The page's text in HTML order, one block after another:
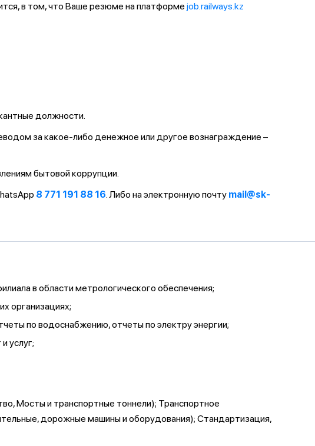
в том, что Ваше резюме на платформе job.railways.kz
должности.
за какое-либо денежное или другое вознаграждение –
бытовой коррупции.
8 771 191 88 16. Либо на электронную почту mail@sk-
в области метрологического обеспечения;
организациях;
по водоснабжению, отчеты по электру энергии;
услуг;
Мосты и транспортные тоннели); Транспортное
дорожные машины и оборудования); Стандартизация,